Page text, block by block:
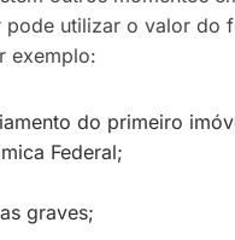
pode utilizar o valor do
exemplo:
do primeiro
Federal;
graves;